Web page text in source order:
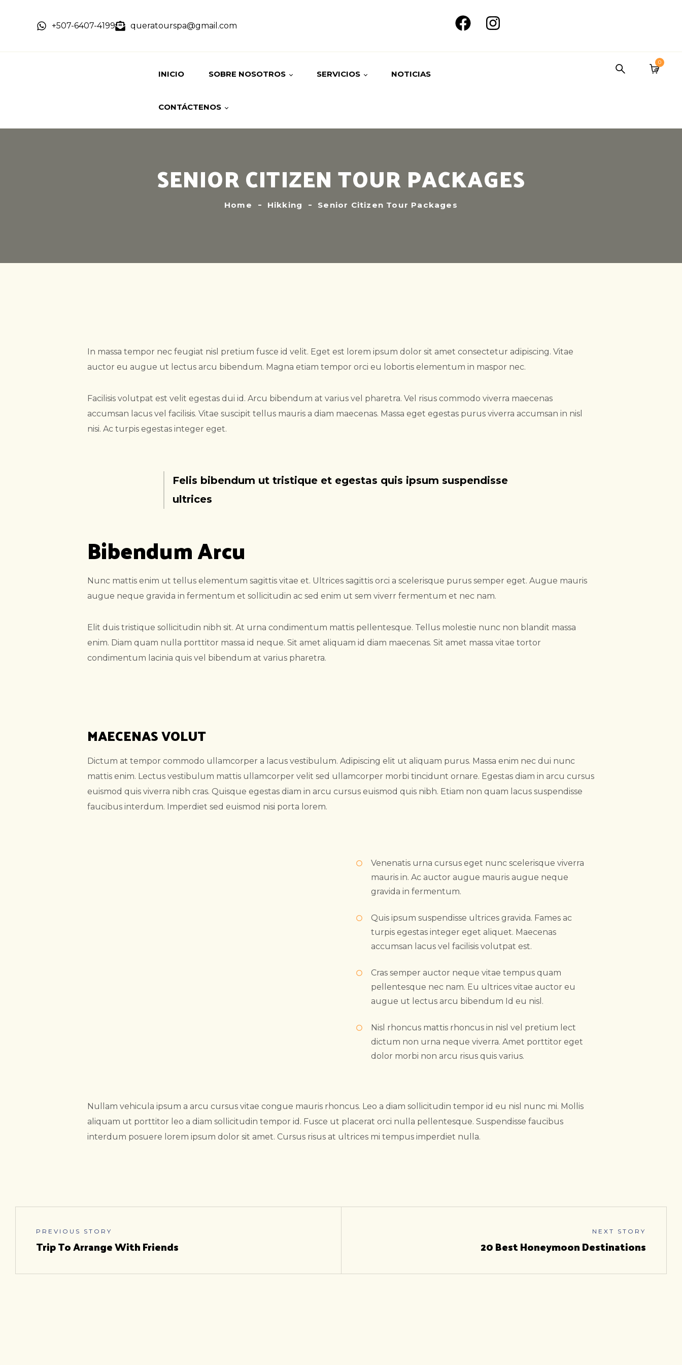
+507-6407-4199 queratourspa@gmail.com
INICIO SOBRE NOSOTROS SERVICIOS NOTICIAS
CONTÁCTENOS
0
SENIOR CITIZEN TOUR PACKAGES
Home Hikking Senior Citizen Tour Packages
In massa tempor nec feugiat nisl pretium fusce id velit. Eget est lorem ipsum dolor sit amet consectetur adipiscing. Vitae
auctor eu augue ut lectus arcu bibendum. Magna etiam tempor orci eu lobortis elementum in maspor nec.
Facilisis volutpat est velit egestas dui id. Arcu bibendum at varius vel pharetra. Vel risus commodo viverra maecenas
accumsan lacus vel facilisis. Vitae suscipit tellus mauris a diam maecenas. Massa eget egestas purus viverra accumsan in nisl
nisi. Ac turpis egestas integer eget.
Felis bibendum ut tristique et egestas quis ipsum suspendisse
ultrices
Bibendum Arcu
Nunc mattis enim ut tellus elementum sagittis vitae et. Ultrices sagittis orci a scelerisque purus semper eget. Augue mauris
augue neque gravida in fermentum et sollicitudin ac sed enim ut sem viverr fermentum et nec nam.
Elit duis tristique sollicitudin nibh sit. At urna condimentum mattis pellentesque. Tellus molestie nunc non blandit massa
enim. Diam quam nulla porttitor massa id neque. Sit amet aliquam id diam maecenas. Sit amet massa vitae tortor
condimentum lacinia quis vel bibendum at varius pharetra.
MAECENAS VOLUT
Dictum at tempor commodo ullamcorper a lacus vestibulum. Adipiscing elit ut aliquam purus. Massa enim nec dui nunc
mattis enim. Lectus vestibulum mattis ullamcorper velit sed ullamcorper morbi tincidunt ornare. Egestas diam in arcu cursus
euismod quis viverra nibh cras. Quisque egestas diam in arcu cursus euismod quis nibh. Etiam non quam lacus suspendisse
faucibus interdum. Imperdiet sed euismod nisi porta lorem.
Venenatis urna cursus eget nunc scelerisque viverra
mauris in. Ac auctor augue mauris augue neque
gravida in fermentum.
Quis ipsum suspendisse ultrices gravida. Fames ac
turpis egestas integer eget aliquet. Maecenas
accumsan lacus vel facilisis volutpat est.
Cras semper auctor neque vitae tempus quam
pellentesque nec nam. Eu ultrices vitae auctor eu
augue ut lectus arcu bibendum Id eu nisl.
Nisl rhoncus mattis rhoncus in nisl vel pretium lect
dictum non urna neque viverra. Amet porttitor eget
dolor morbi non arcu risus quis varius.
Nullam vehicula ipsum a arcu cursus vitae congue mauris rhoncus. Leo a diam sollicitudin tempor id eu nisl nunc mi. Mollis
aliquam ut porttitor leo a diam sollicitudin tempor id. Fusce ut placerat orci nulla pellentesque. Suspendisse faucibus
interdum posuere lorem ipsum dolor sit amet. Cursus risus at ultrices mi tempus imperdiet nulla.
PREVIOUS STORY
Trip To Arrange With Friends
NEXT STORY
20 Best Honeymoon Destinations